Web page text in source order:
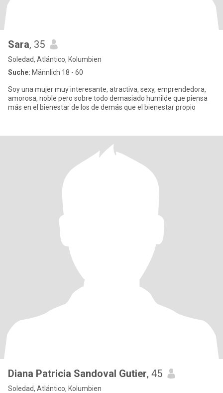
Sara, 35
Soledad, Atlántico, Kolumbien
Suche: Männlich 18 - 60
Soy una mujer muy interesante, atractiva, sexy, emprendedora,
amorosa, noble pero sobre todo demasiado humilde que piensa
más en el bienestar de los de demás que el bienestar propio
Diana Patricia Sandoval Gutier, 45
Soledad, Atlántico, Kolumbien